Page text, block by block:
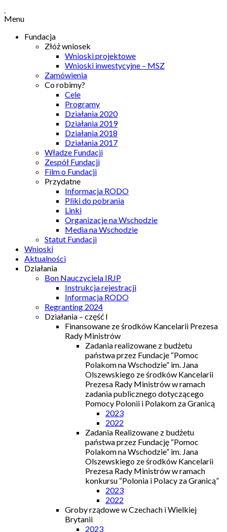
Menu
Fundacja
Złóż wniosek
Wnioski projektowe
Wnioski inwestycyjne – MSZ
Zamówienia
Co robimy?
Cele
Programy
Działania 2020
Działania 2019
Działania 2018
Działania 2017
Władze Fundacji
Zespół Fundacji
Film o Fundacji
Przydatne
Informacja RODO
Pliki do pobrania
Linki
Organizacje na Wschodzie
Media na Wschodzie
Statut Fundacji
Wnioski
Aktualności
Działania
Bon Nauczyciela IRJP
Instrukcja rejestracji
Informacja RODO
Regranting 2024
Działania – część I
Finansowane ze środków Kancelarii Prezesa
Rady Ministrów
Zadania realizowane z budżetu
państwa przez Fundacje “Pomoc
Polakom na Wschodzie” im. Jana
Olszewskiego ze środków Kancelarii
Prezesa Rady Ministrów w ramach
zadania publicznego dotyczącego
Pomocy Polonii i Polakom za Granicą
2023
2022
Zadania Realizowane z budżetu
państwa przez Fundację “Pomoc
Polakom na Wschodzie” im. Jana
Olszewskiego ze środków Kancelarii
Prezesa Rady Ministrów w ramach
konkursu “Polonia i Polacy za Granicą”
2023
2022
Groby rządowe w Czechach i Wielkiej
Brytanii
2023